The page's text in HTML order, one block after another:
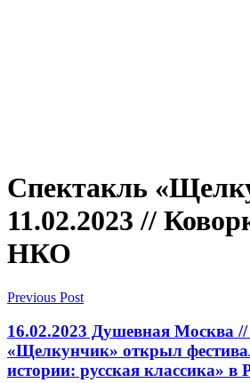
Спектакль
11.02.2023 //
НКО
Previous Post
16.02.2023 Душевная Москва
«Щелкунчик» открыл
истории: русская классика» в